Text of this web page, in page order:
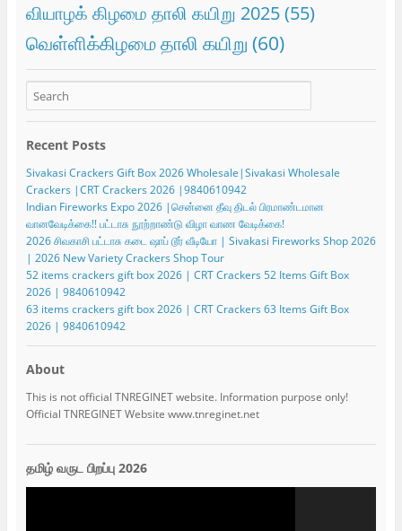
வியாழக் கிழமை தாலி கயிறு 2025(55)
வெள்ளிக்கிழமை தாலி கயிறு (60)
Recent Posts
Sivakasi Crackers Gift Box 2026 Wholesale|Sivakasi Wholesale
Crackers |CRT Crackers 2026 |9840610942
Indian Fireworks Expo 2026 |சென்னை தீவு திடல் பிரமாண்டமான
வானவேடிக்கை!! பட்டாசு நூற்றாண்டு விழா வாண வேடிக்கை!
2026 சிவகாசி பட்டாசு கடை ஷாப் டூர் வீடியோ | Sivakasi Fireworks Shop 2026
| 2026 New Variety Crackers Shop Tour
52 items crackers gift box 2026 | CRT Crackers 52 Items Gift Box
2026 | 9840610942
63 items crackers gift box 2026 | CRT Crackers 63 Items Gift Box
2026 | 9840610942
About
This is not official TNREGINET website. Information purpose only!
Official TNREGINET Website www.tnreginet.net
தமிழ் வருட பிறப்பு 2026